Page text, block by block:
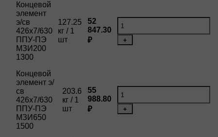
Концевой
элемент
э/св
426х7/630
ППУ-ПЭ
МЗИ200
1300
127.25
кг / 1
шт
52
847.30
₽
+
Концевой
элемент э/
св
426х7/630
ППУ-ПЭ
МЗИ650
1500
203.6
кг / 1
шт
55
988.80
₽
+